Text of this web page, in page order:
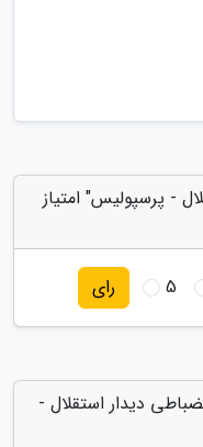
- پرسپولیس" امتیاز
5 رای
دیدار استقلال -